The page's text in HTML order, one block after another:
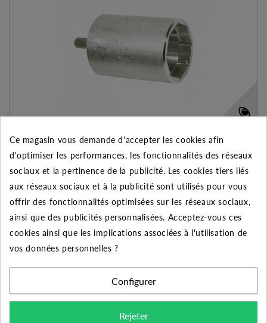
CLÉ DE SERRAGE POUR LES TRAVERSÉES DE PAROI "QUICK" 1/2"
50.80 €
AJOUTER AU PANIER VOIR LE PRODUIT
Ajouter à mes préférences
Ce magasin vous demande d'accepter les cookies afin
d'optimiser les performances, les fonctionnalités des réseaux
sociaux et la pertinence de la publicité. Les cookies tiers liés
aux réseaux sociaux et à la publicité sont utilisés pour vous
offrir des fonctionnalités optimisées sur les réseaux sociaux,
ainsi que des publicités personnalisées. Acceptez-vous ces
cookies ainsi que les implications associées à l'utilisation de
vos données personnelles ?
Configurer
Rejeter